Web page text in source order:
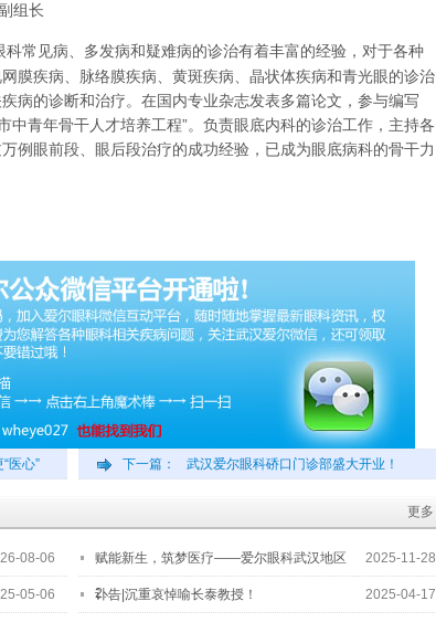
组长
常见病、多发病和疑难病的诊治有着丰富的经验，对于各种
膜疾病、脉络膜疾病、黄斑疾病、晶状体疾病和青光眼的诊治
病的诊断和治疗。在国内专业杂志发表多篇论文，参与编写
中青年骨干人才培养工程”。负责眼底内科的诊治工作，主持各
例眼前段、眼后段治疗的成功经验，已成为眼底病科的骨干力
医心” 下一篇： 武汉爱尔眼科硚口门诊部盛大开业！
更多
08-06 赋能新生，筑梦医疗——爱尔眼科武汉地区
2…
2025-11-28
05-06 讣告|沉重哀悼喻长泰教授！ 2025-04-17